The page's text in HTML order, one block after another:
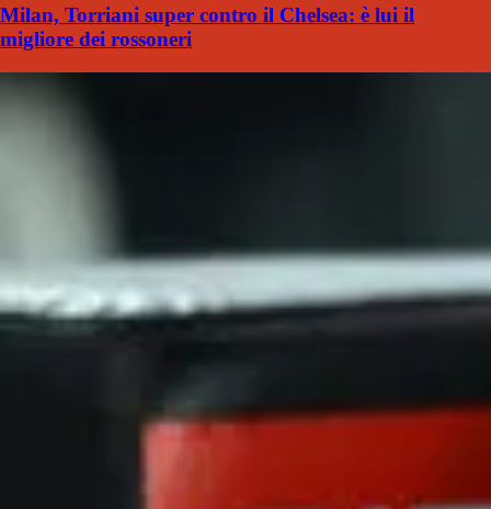
Milan, Torriani super contro il Chelsea: è lui il
migliore dei rossoneri